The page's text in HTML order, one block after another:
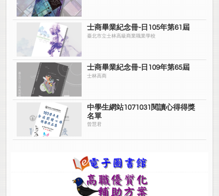
士商畢業紀念冊-日105年第61屆
臺北市立士林高級商業職業學校
士商畢業紀念冊-日109年第65屆
士林高商
中學生網站1071031閱讀心得得獎
名單
曾慧君